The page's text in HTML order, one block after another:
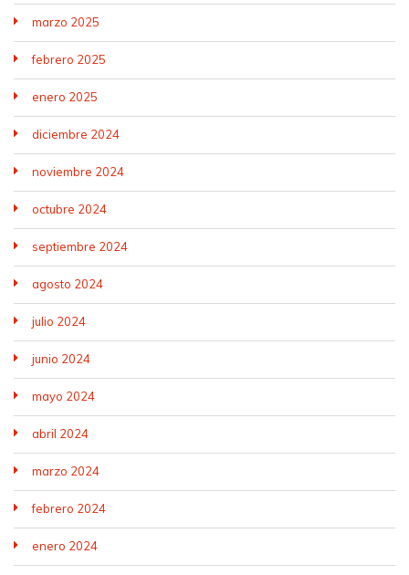
marzo 2025
febrero 2025
enero 2025
diciembre 2024
noviembre 2024
octubre 2024
septiembre 2024
agosto 2024
julio 2024
junio 2024
mayo 2024
abril 2024
marzo 2024
febrero 2024
enero 2024